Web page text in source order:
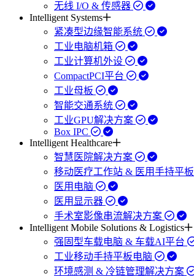
无线 I/O & 传感器
Intelligent Systems
紧凑型边缘智能系统
工业电脑机箱
工业计算机外设
CompactPCI平台
工业母板
智能交通系统
工业GPU解决方案
Box IPC
Intelligent Healthcare
智慧医院解决方案
移动医疗工作站 & 医用手持平板
医用电脑
医用显示器
手术室影像串流解决方案
Intelligent Mobile Solutions & Logistics
强固型车载电脑 & 车载AI平台
工业移动手持平板电脑
环境感测 & 冷链管理解决方案